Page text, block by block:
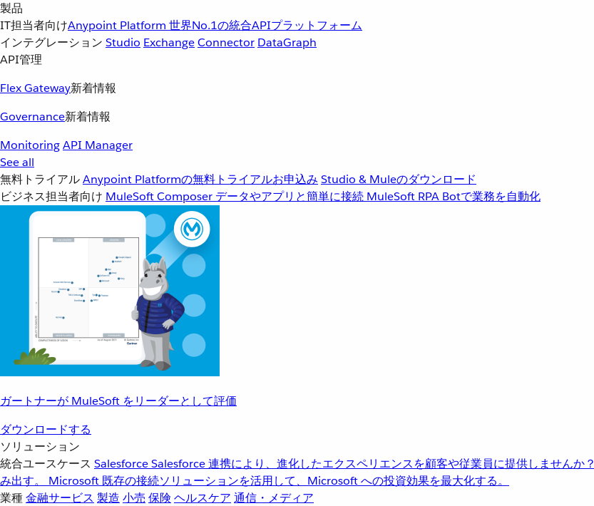
製品
IT担当者向けAnypoint Platform 世界No.1の統合APIプラットフォーム
インテグレーション Studio ExchangeConnector DataGraph
API管理
Flex Gateway新着情報
Governance新着情報
MonitoringAPI Manager
See all
無料トライアルAnypoint Platformの無料トライアルお申込み Studio & Muleのダウンロード
ビジネス担当者向け MuleSoft Composer データやアプリと簡単に接続 MuleSoft RPA Botで業務を自動化
ガートナーが MuleSoft をリーダーとして評価
ダウンロードする
ソリューション
統合ユースケース SalesforceSalesforce 連携により、進化したエクスペリエンスを顧客や従業員に提供しませんか？
み出す。
Microsoft 既存の接続ソリューションを活用して、Microsoft への投資効果を最大化する。
業種金融サービス 製造 小売 保険 ヘルスケア 通信・メディア